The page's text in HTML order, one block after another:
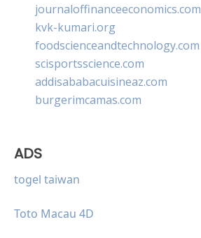
journaloffinanceeconomics.com
kvk-kumari.org
foodscienceandtechnology.com
scisportsscience.com
addisababacuisineaz.com
burgerimcamas.com
ADS
togel taiwan
Toto Macau 4D